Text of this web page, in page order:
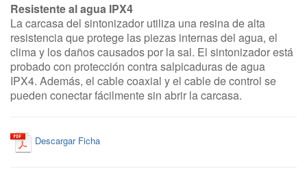
Resistente al agua IPX4
La carcasa del sintonizador utiliza una resina de alta
resistencia que protege las piezas internas del agua, el
clima y los daños causados ​​por la sal. El sintonizador está
probado con protección contra salpicaduras de agua
IPX4. Además, el cable coaxial y el cable de control se
pueden conectar fácilmente sin abrir la carcasa.
Descargar Ficha